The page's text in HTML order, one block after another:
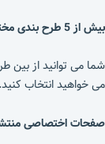
بیش از 5 طرح بندی مختلف برای صفحه داخلی محصول
شما می توانید از بین
می خواهید انتخاب کنید.
صفحات اختصاصی